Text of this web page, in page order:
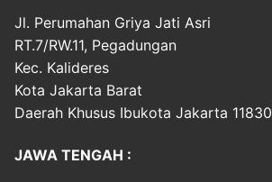
Jl. Perumahan Griya Jati Asri
RT.7/RW.11, Pegadungan
Kec. Kalideres
Kota Jakarta Barat
Daerah Khusus Ibukota Jakarta 11830
JAWA TENGAH :